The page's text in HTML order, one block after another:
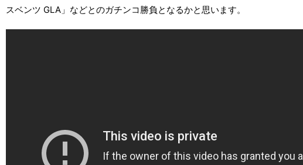
スベンツ GLA」などとのガチンコ勝負となるかと思います。